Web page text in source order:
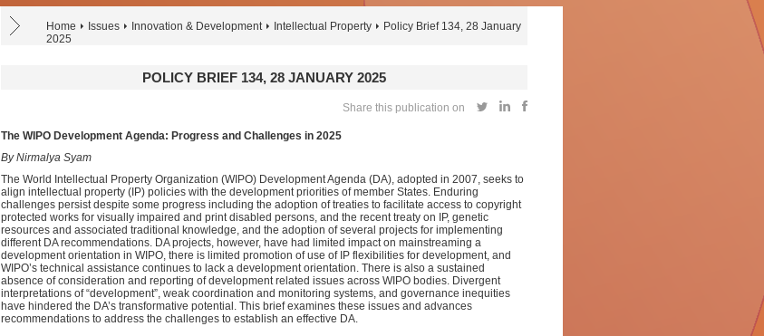
Home Issues Innovation & Development Intellectual Property
Policy Brief 134, 28 January
2025
POLICY BRIEF 134, 28 JANUARY 2025
Share this publication on
The WIPO Development Agenda: Progress and Challenges in 2025
By Nirmalya Syam
The World Intellectual Property Organization (WIPO) Development Agenda (DA), adopted in 2007, seeks to
align intellectual property (IP) policies with the development priorities of member States. Enduring
challenges persist despite some progress including the adoption of treaties to facilitate access to copyright
protected works for visually impaired and print disabled persons, and the recent treaty on IP, genetic
resources and associated traditional knowledge, and the adoption of several projects for implementing
different DA recommendations. DA projects, however, have had limited impact on mainstreaming a
development orientation in WIPO, there is limited promotion of use of IP flexibilities for development, and
WIPO’s technical assistance continues to lack a development orientation. There is also a sustained
absence of consideration and reporting of development related issues across WIPO bodies. Divergent
interpretations of “development”, weak coordination and monitoring systems, and governance inequities
have hindered the DA’s transformative potential. This brief examines these issues and advances
recommendations to address the challenges to establish an effective DA.